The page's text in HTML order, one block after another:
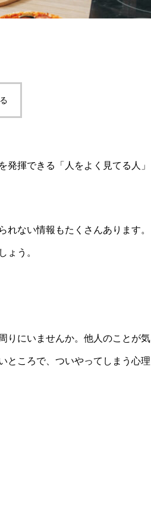
揮できる「人をよく見てる人」
ない情報もたくさんあります。
ょう。
りにいませんか。他人のことが気
ところで、ついやってしまう心理